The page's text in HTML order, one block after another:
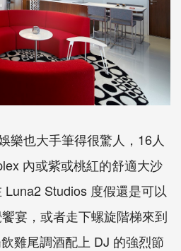
樂也大手筆得很驚人，16人
內或紫或桃紅的舒適大沙
Studios 度假還是可以
宴，或者走下螺旋階梯來到
雞尾調酒配上 DJ 的強烈節